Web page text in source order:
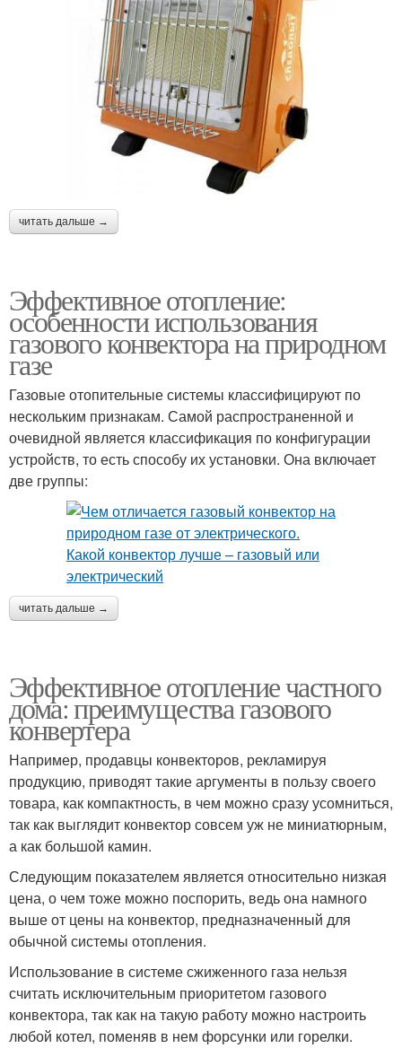
читать дальше →
Эффективное отопление:
особенности использования
газового конвектора на природном
газе
Газовые отопительные системы классифицируют по
нескольким признакам. Самой распространенной и
очевидной является классификация по конфигурации
устройств, то есть способу их установки. Она включает
две группы:
читать дальше →
Эффективное отопление частного
дома: преимущества газового
конвертера
Например, продавцы конвекторов, рекламируя
продукцию, приводят такие аргументы в пользу своего
товара, как компактность, в чем можно сразу усомниться,
так как выглядит конвектор совсем уж не миниатюрным,
а как большой камин.
Следующим показателем является относительно низкая
цена, о чем тоже можно поспорить, ведь она намного
выше от цены на конвектор, предназначенный для
обычной системы отопления.
Использование в системе сжиженного газа нельзя
считать исключительным приоритетом газового
конвектора, так как на такую работу можно настроить
любой котел, поменяв в нем форсунки или горелки.